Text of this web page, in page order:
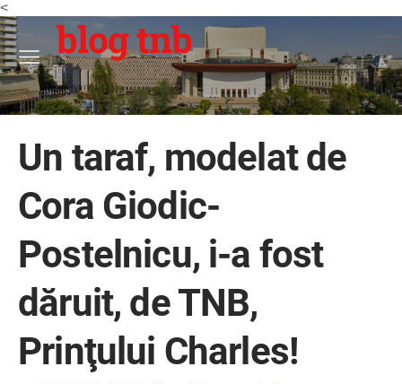
<
blog tnb
Un taraf, modelat de
Cora Giodic-
Postelnicu, i-a fost
dăruit, de TNB,
Prinţului Charles!